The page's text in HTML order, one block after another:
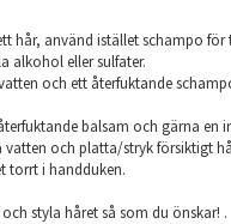
hår, använd istället schampo för
alkohol eller sulfater.
och ett återfuktande
balsam och gärna en
och platta/stryk försiktigt
torrt i handduken.
styla håret så som du önskar! .